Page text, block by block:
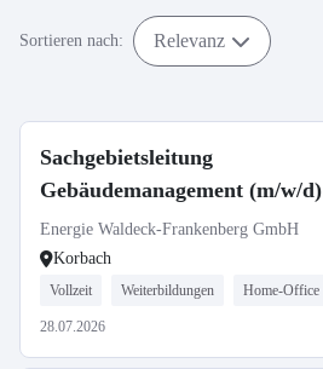
Sortieren nach: Relevanz
Sachgebietsleitung
Gebäudemanagement (m/w/d)
Energie Waldeck-Frankenberg GmbH
Korbach
Vollzeit Weiterbildungen Home-Office
28.07.2026